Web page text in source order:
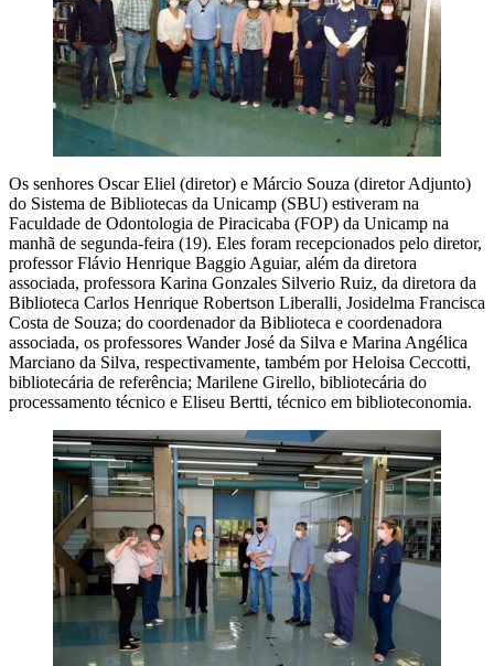
Os senhores Oscar Eliel (diretor) e Márcio Souza (diretor Adjunto)
do Sistema de Bibliotecas da Unicamp (SBU) estiveram na
Faculdade de Odontologia de Piracicaba (FOP) da Unicamp na
manhã de segunda-feira (19). Eles foram recepcionados pelo diretor,
professor Flávio Henrique Baggio Aguiar, além da diretora
associada, professora Karina Gonzales Silverio Ruiz, da diretora da
Biblioteca Carlos Henrique Robertson Liberalli, Josidelma Francisca
Costa de Souza; do coordenador da Biblioteca e coordenadora
associada, os professores Wander José da Silva e Marina Angélica
Marciano da Silva, respectivamente, também por Heloisa Ceccotti,
bibliotecária de referência; Marilene Girello, bibliotecária do
processamento técnico e Eliseu Bertti, técnico em biblioteconomia.